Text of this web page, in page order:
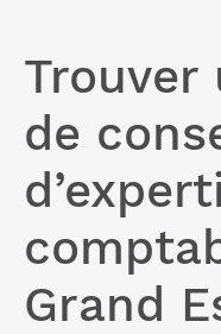
Trouver
de
Grand